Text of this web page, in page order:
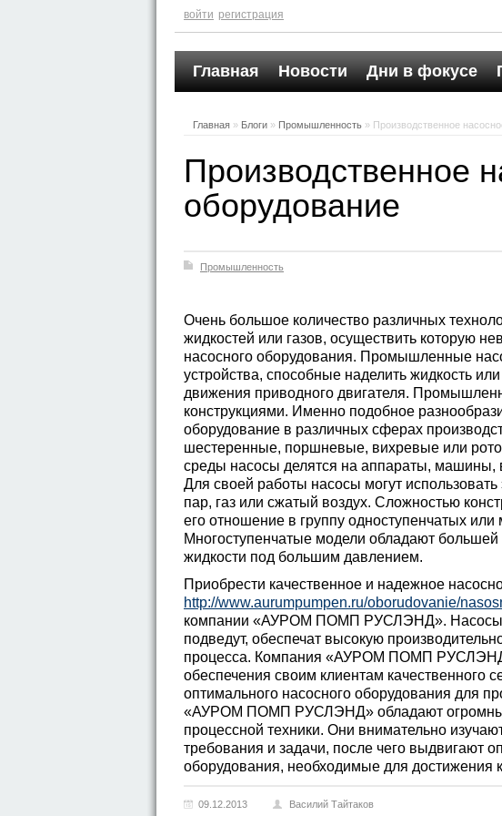
войти регистрация
Главная Новости Дни в фокусе
Главная » Блоги » Промышленность » Производственное
Производственное
оборудование
Промышленность
Очень большое количество различных
жидкостей или газов, осуществить которую
насосного оборудования. Промышленные
устройства, способные наделить жидкость
движения приводного двигателя.
конструкциями. Именно подобное
оборудование в различных сферах
шестеренные, поршневые, вихревые или
среды насосы делятся на аппараты,
Для своей работы насосы могут
пар, газ или сжатый воздух. Сложностью
его отношение в группу одноступенчатых или
Многоступенчатые модели обладают
жидкости под большим давлением.
Приобрести качественное и надежное
http://www.aurumpumpen.ru/oborudovanie/
компании «АУРОМ ПОМП РУСЛЭНД». Насосы
подведут, обеспечат высокую
процесса. Компания «АУРОМ ПОМП
обеспечения своим клиентам качественного
оптимального насосного оборудования для
«АУРОМ ПОМП РУСЛЭНД» обладают огромным
процессной техники. Они внимательно
требования и задачи, после чего выдвигают
оборудования, необходимые для достижения
09.12.2013 Василий Тайтаков